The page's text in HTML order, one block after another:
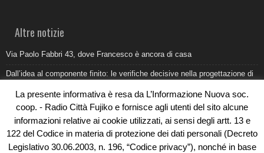
Altre notizie
Via Paolo Fabbri 43, dove Francesco è ancora di casa
Dall’idea al componente finito: le verifiche decisive nella progettazione di
Belvedere Marittimo e il report ARPACAL 2026 sulla qualità del mare
Come organizzare e allestire una camera ardente per l’ultimo saluto
Umidità di risalita in casa, come riconoscere i segnali veri
La presente informativa è resa da L’Informazione Nuova soc.
coop. - Radio Città Fujiko e fornisce agli utenti del sito alcune
informazioni relative ai cookie utilizzati, ai sensi degli artt. 13 e
122 del Codice in materia di protezione dei dati personali (Decreto
Legislativo 30.06.2003, n. 196, “Codice privacy”), nonché in base